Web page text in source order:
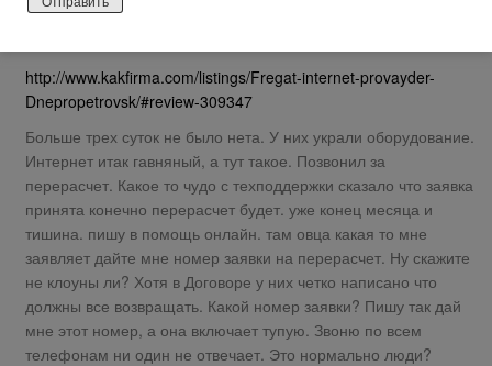
Отрицательный отзыв
http://www.kakfirma.com/listings/Fregat-internet-provayder-
Dnepropetrovsk/#review-309347
Больше трех суток не было нета. У них украли оборудование.
Интернет итак гавняный, а тут такое. Позвонил за
перерасчет. Какое то чудо с техподдержки сказало что заявка
принята конечно перерасчет будет. уже конец месяца и
тишина. пишу в помощь онлайн. там овца какая то мне
заявляет дайте мне номер заявки на перерасчет. Ну скажите
не клоуны ли? Хотя в Договоре у них четко написано что
должны все возвращать. Какой номер заявки? Пишу так дай
мне этот номер, а она включает тупую. Звоню по всем
телефонам ни один не отвечает. Это нормально люди?